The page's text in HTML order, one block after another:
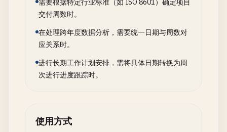
需要根据特定行业标准（如 ISO 8601）确定项目
交付周数时。
在处理跨年度数据分析，需要统一日期与周数对
应关系时。
进行长期工作计划安排，需将具体日期转换为周
次进行进度跟踪时。
使用方式